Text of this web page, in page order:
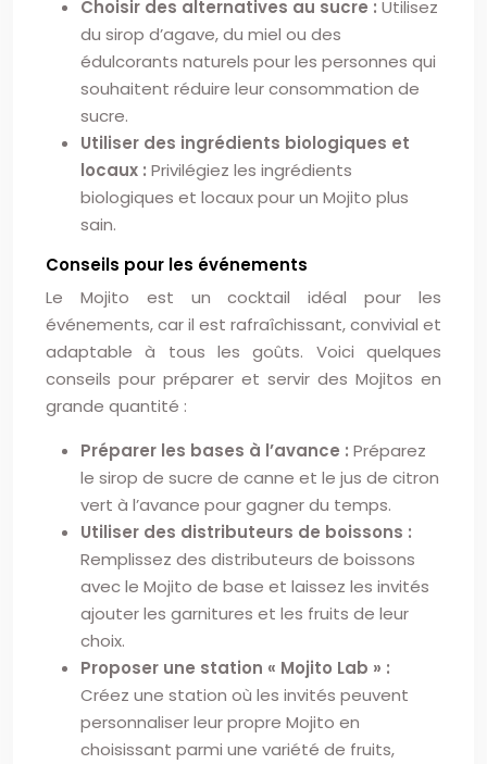
Choisir des alternatives au sucre : Utilisez
du sirop d’agave, du miel ou des
édulcorants naturels pour les personnes qui
souhaitent réduire leur consommation de
sucre.
Utiliser des ingrédients biologiques et
locaux : Privilégiez les ingrédients
biologiques et locaux pour un Mojito plus
sain.
Conseils pour les événements
Le Mojito est un cocktail idéal pour les
événements, car il est rafraîchissant, convivial et
adaptable à tous les goûts. Voici quelques
conseils pour préparer et servir des Mojitos en
grande quantité :
Préparer les bases à l’avance : Préparez
le sirop de sucre de canne et le jus de citron
vert à l’avance pour gagner du temps.
Utiliser des distributeurs de boissons :
Remplissez des distributeurs de boissons
avec le Mojito de base et laissez les invités
ajouter les garnitures et les fruits de leur
choix.
Proposer une station « Mojito Lab » :
Créez une station où les invités peuvent
personnaliser leur propre Mojito en
choisissant parmi une variété de fruits,